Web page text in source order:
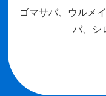
ゴマサバ、ウルメ
バ、シ